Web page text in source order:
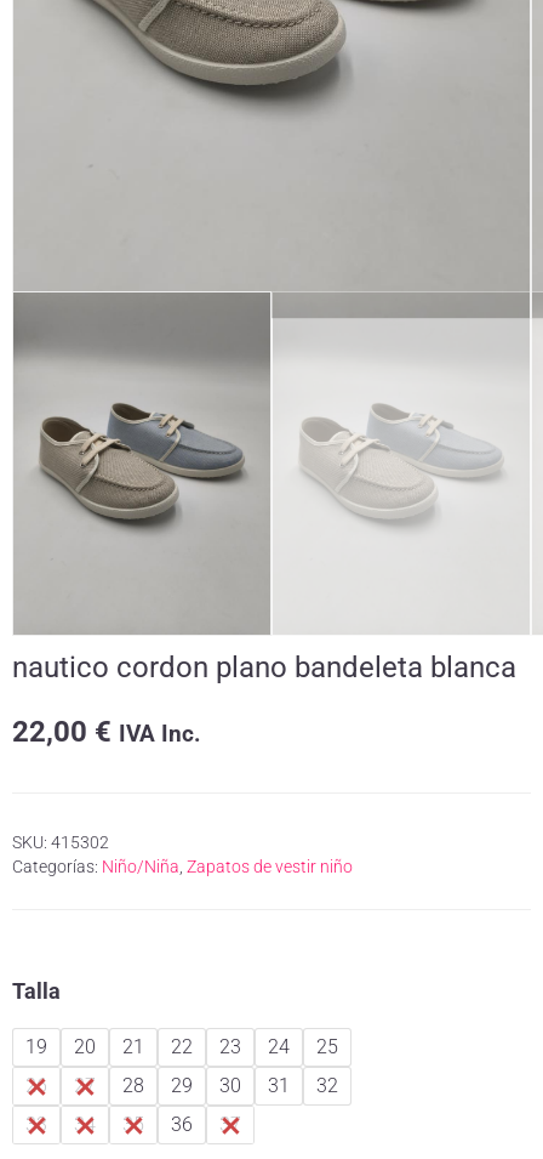
nautico cordon plano bandeleta blanca
22,00 € IVA Inc.
SKU: 415302
Categorías: Niño/Niña, Zapatos de vestir niño
Talla
19 20 21 22 23 24
25
26
27 28 29 30 31
32
33
34 35 36 37